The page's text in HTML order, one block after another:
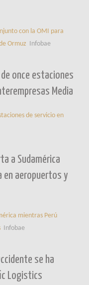
con la OMI para
Ormuz Infobae
once estaciones
Media
de servicio en
a Sudamérica
en aeropuertos y
mientras Perú
Infobae
se ha
Logistics